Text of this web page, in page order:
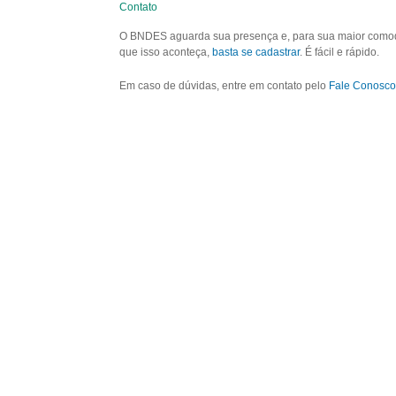
Contato
O BNDES aguarda sua presença e, para sua maior
que isso aconteça, basta se cadastrar. É fácil e rápido.
Em caso de dúvidas, entre em contato pelo Fale Conosco